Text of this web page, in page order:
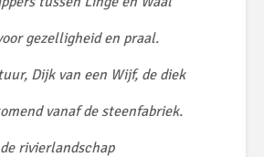
gezelligheid en praal.
Dijk van een Wijf, de diek
vanaf de steenfabriek.
rivierlandschap